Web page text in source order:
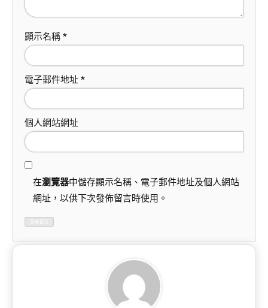
顯示名稱 *
電子郵件地址 *
個人網站網址
在瀏覽器中儲存顯示名稱、電子郵件地址及個人網站
網址，以供下次發佈留言時使用。